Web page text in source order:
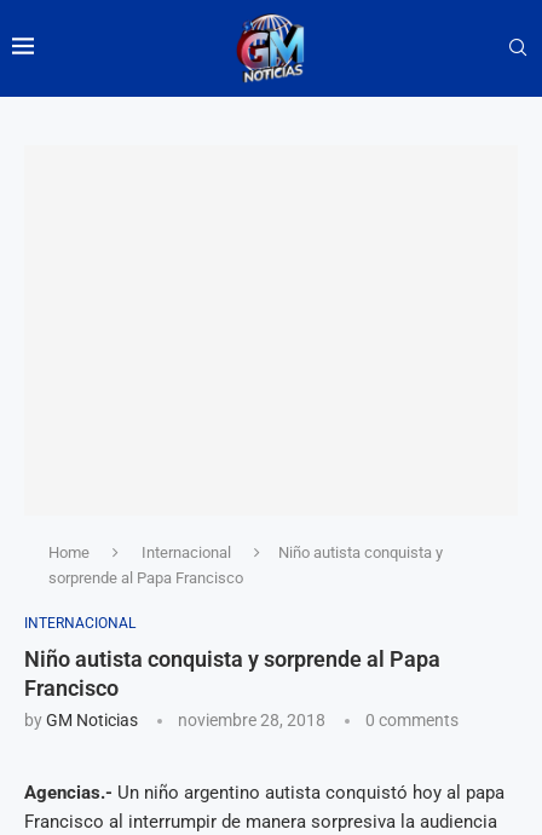
Home Internacional
Niño autista conquista y
sorprende al Papa Francisco
INTERNACIONAL
Niño autista conquista y sorprende al Papa
Francisco
byGM Noticias noviembre 28, 2018 0 comments
Agencias.- Un niño argentino autista conquistó hoy al papa
Francisco al interrumpir de manera sorpresiva la audiencia